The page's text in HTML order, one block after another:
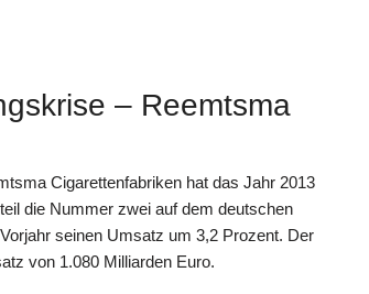
– Reemtsma
Cigarettenfabriken hat das Jahr 2013
die Nummer zwei auf dem deutschen
seinen Umsatz um 3,2 Prozent. Der
von 1.080 Milliarden Euro.